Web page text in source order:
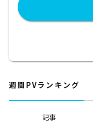
週間PVランキング
記事